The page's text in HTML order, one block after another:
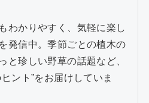
わかりやすく、気軽に楽し
発信中。季節ごとの植木の
と珍しい野草の話題など、
ント”をお届けしていま